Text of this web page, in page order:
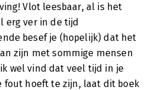
Vlot leesbaar, al is het
erg ver in de tijd
besef je (hopelijk) dat het
zijn met sommige mensen
wel vind dat veel tijd in je
fout hoeft te zijn, laat dit boek